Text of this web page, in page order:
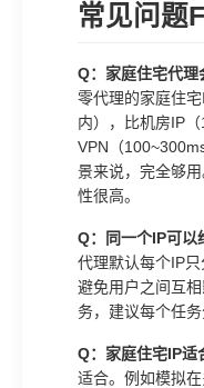
常见问题
Q：家庭住宅代理
零代理的家庭住
内），比机房IP
VPN（
景来说，完全够
性很高。
Q：同一个IP可以
代理默认每个IP只
避免用户之间互
务，建议每个任务
Q：家庭住宅IP适
适合。例如模拟